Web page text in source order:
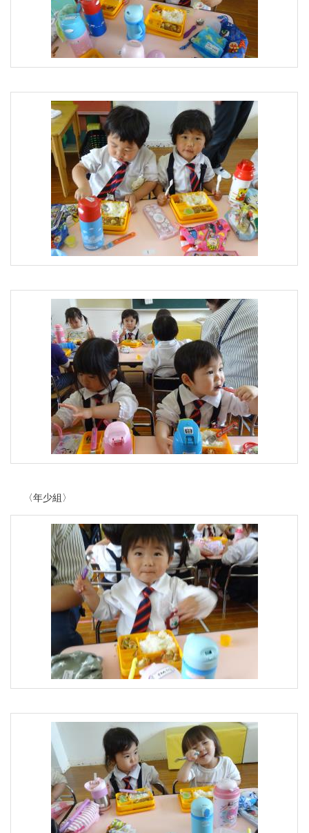
〈年少組〉